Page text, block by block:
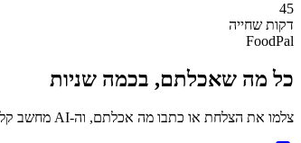
45
דקות שחייה
FoodPal
כל מה שאכלתם, בכמה שניות
צלמו את הצלחת או כתבו מה אכלתם, וה-AI מחשב קלוריות, חלבון ומאקרו באופן מיידי. בחינם.